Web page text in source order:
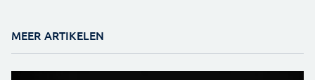
MEER ARTIKELEN